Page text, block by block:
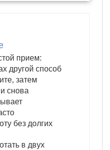
прием:
другой способ
затем
снова
без долгих
в двух